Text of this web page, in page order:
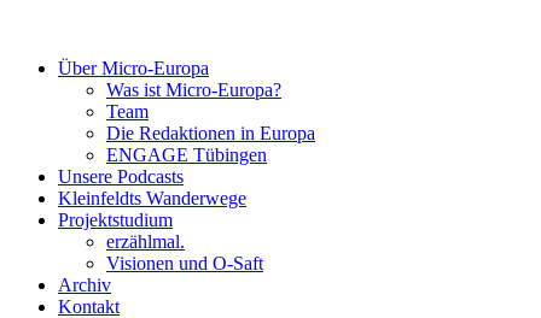
Über Micro-Europa
Was ist Micro-Europa?
Team
Die Redaktionen in Europa
ENGAGE Tübingen
Unsere Podcasts
Kleinfeldts Wanderwege
Projektstudium
erzählmal.
Visionen und O-Saft
Archiv
Kontakt